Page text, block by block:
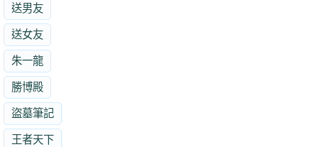
送男友
送女友
朱一龍
勝博殿
盜墓筆記
王者天下